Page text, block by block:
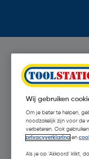
Wij gebruiken
Om je beter te helpen,
noodzakelijk zijn voor de
verbeteren. Ook
privacyverklaring en
Als je op 'Akkoord' klikt,